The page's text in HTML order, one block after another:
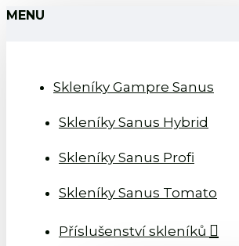
MENU
Skleníky Gampre Sanus
Skleníky Sanus Hybrid
Skleníky Sanus Profi
Skleníky Sanus Tomato
Příslušenství skleníků